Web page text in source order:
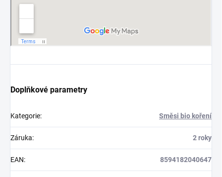
Doplňkové parametry
Kategorie: Směsi bio koření
Záruka: 2 roky
EAN: 8594182040647